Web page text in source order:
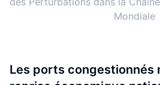
Mondiale
Les ports congestionnés